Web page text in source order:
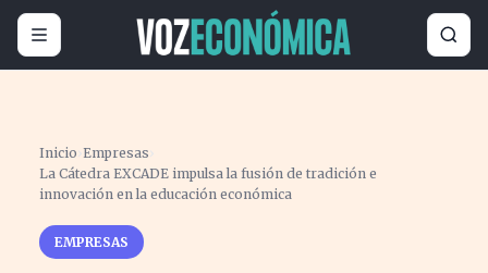
Inicio ›Empresas ›
La Cátedra EXCADE impulsa la fusión de tradición e
innovación en la educación económica
EMPRESAS